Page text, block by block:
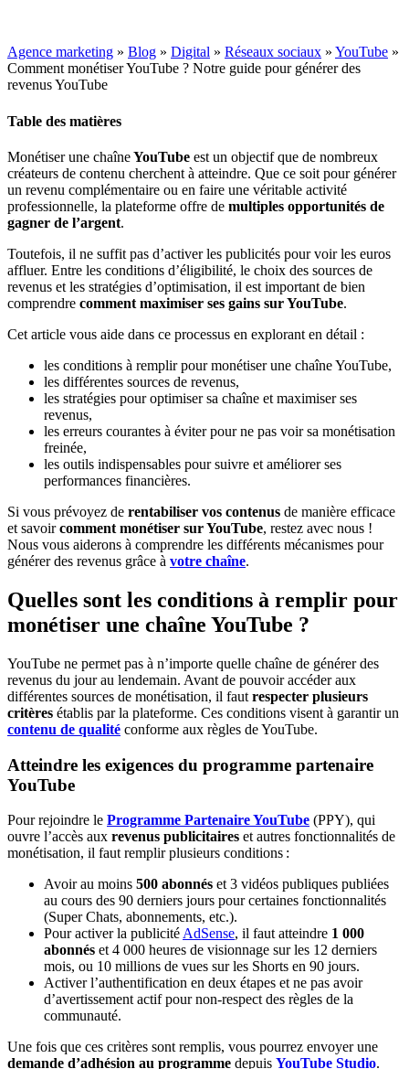
Agence marketing » Blog » Digital » Réseaux sociaux » YouTube »
Comment monétiser YouTube ? Notre guide pour générer des
revenus YouTube
Table des matières
Monétiser une chaîneYouTube est un objectif que de nombreux
créateurs de contenu cherchent à atteindre. Que ce soit pour générer
un revenu complémentaire ou en faire une véritable activité
professionnelle, la plateforme offre de multiples opportunités de
gagner de l’argent.
Toutefois, il ne suffit pas d’activer les publicités pour voir les euros
affluer. Entre les conditions d’éligibilité, le choix des sources de
revenus et les stratégies d’optimisation, il est important de bien
comprendre comment maximiser ses gains sur YouTube.
Cet article vous aide dans ce processus en explorant en détail :
les conditions à remplir pour monétiser une chaîne YouTube,
les différentes sources de revenus,
les stratégies pour optimiser sa chaîne et maximiser ses
revenus,
les erreurs courantes à éviter pour ne pas voir sa monétisation
freinée,
les outils indispensables pour suivre et améliorer ses
performances financières.
Si vous prévoyez de rentabiliser vos contenus de manière efficace
et savoircomment monétiser sur YouTube, restez avec nous !
Nous vous aiderons à comprendre les différents mécanismes pour
générer des revenus grâce à votre chaîne.
Quelles sont les conditions à remplir pour
monétiser une chaîne YouTube ?
YouTube ne permet pas à n’importe quelle chaîne de générer des
revenus du jour au lendemain. Avant de pouvoir accéder aux
différentes sources de monétisation, il faut respecter plusieurs
critères établis par la plateforme. Ces conditions visent à garantir un
contenu de qualité conforme aux règles de YouTube.
Atteindre les exigences du programme partenaire
YouTube
Pour rejoindre le Programme Partenaire YouTube (PPY), qui
ouvre l’accès aux revenus publicitaires et autres fonctionnalités de
monétisation, il faut remplir plusieurs conditions :
Avoir au moins 500 abonnés et 3 vidéos publiques publiées
au cours des 90 derniers jours pour certaines fonctionnalités
(Super Chats, abonnements, etc.).
Pour activer la publicité AdSense, il faut atteindre 1 000
abonnés et 4 000 heures de visionnage sur les 12 derniers
mois, ou 10 millions de vues sur les Shorts en 90 jours.
Activer l’authentification en deux étapes et ne pas avoir
d’avertissement actif pour non-respect des règles de la
communauté.
Une fois que ces critères sont remplis, vous pourrez envoyer une
demande d’adhésion au programme depuis YouTube Studio.